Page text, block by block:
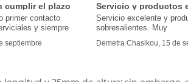
cumplir el plazo
primer contacto
y siempre
septiembre
Servicio excelente y
sobresalientes. Muy
Demetra Chasikou, 15 de